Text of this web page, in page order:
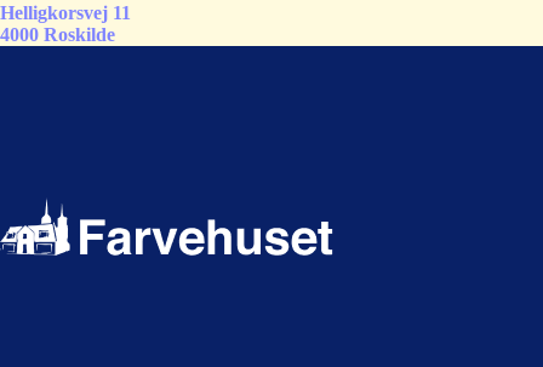
Helligkorsvej 11
4000 Roskilde